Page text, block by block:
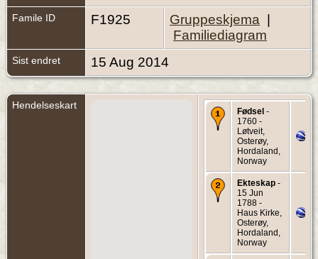
Famile ID F1925 Gruppeskjema
Familiediagram
Sist endret 15 Aug 2014
Hendelseskart
Fødsel -
1760 -
Løtveit,
Osterøy,
Hordaland,
Norway
Ekteskap -
15 Jun
1788 -
Haus Kirke,
Osterøy,
Hordaland,
Norway